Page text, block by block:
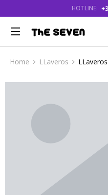
HOTLINE:
You are here:
Home LLaveros